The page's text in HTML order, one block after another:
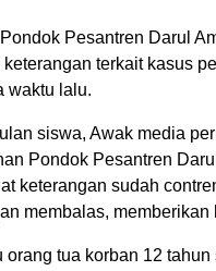
Pesantren Darul
terkait kasus
waktu lalu.
siswa, Awak media
Pondok Pesantren
keterangan sudah
membalas, memberikan
orang tua korban 12